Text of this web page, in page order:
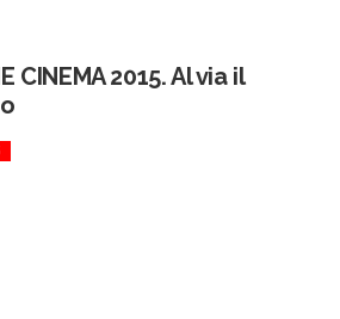
CINEMA 2015. Al via il